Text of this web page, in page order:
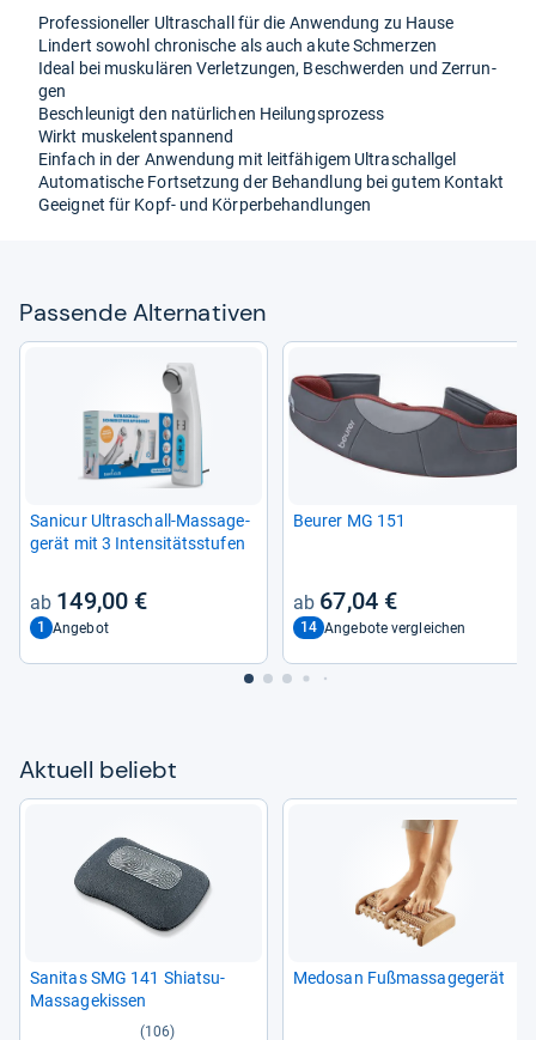
Pro­fes­sio­nel­ler Ultra­schall für die Anwen­dung zu Hause
Lin­dert sowohl chro­ni­sche als auch akute Schmer­zen
Ideal bei mus­ku­lä­ren Ver­let­zun­gen, Beschwer­den und Zer­run­
gen
Beschleu­nigt den natür­li­chen Hei­lungs­pro­zess
Wirkt muskel­ent­span­nend
Ein­fach in der Anwen­dung mit leit­fä­hi­gem Ultra­schall­gel
Auto­ma­ti­sche Fort­set­zung der Behand­lung bei gutem Kon­takt
Geeig­net für Kopf-​ und Kör­per­be­hand­lun­gen
Pas­sende Alter­na­ti­ven
Sani­cur Ultra­schall-​Mas­sa­ge­
ge­rät mit 3 Inten­si­täts­stu­fen
149,00 €
1 Angebot
Beu­rer MG 151
67,04 €
14 Angebote vergleichen
Aktu­ell beliebt
Sani­tas SMG 141 Shi­atsu-​
Mas­sa­ge­kis­sen
(106)
Medo­san Fuß­mas­sa­ge­ge­rät